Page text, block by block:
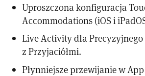
Uproszczona konfiguracja
Accommodations (iOS i
Live Activity dla
z Przyjaciółmi.
Płynniejsze przewijanie w